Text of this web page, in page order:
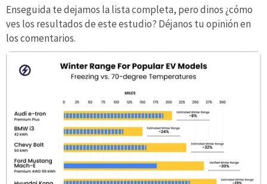
Enseguida te dejamos la lista completa, pero dinos ¿cómo
ves los resultados de este estudio? Déjanos tu opinión en
los comentarios.